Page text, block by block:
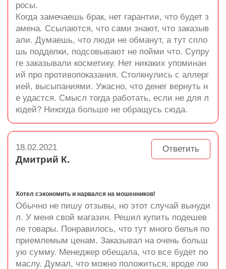
росы.
Когда замечаешь брак, нет гарантии, что будет з
амена. Ссылаются, что сами знают, что заказыв
али. Думаешь, что люди не обманут, а тут спло
шь подделки, подсовывают не пойми что. Супру
ге заказывали косметику. Нет никаких упоминан
ий про противопоказания. Столкнулись с аллерг
ией, высыпаниями. Ужасно, что денег вернуть н
е удастся. Смысл тогда работать, если не для л
юдей? Никогда больше не обращусь сюда.
Ответить
18.02.2021
Дмитрий К.
Хотел сэкономить и нарвался на мошенников!
Обычно не пишу отзывы, но этот случай вынуди
л. У меня свой магазин. Решил купить подешев
ле товары. Понравилось, что тут много белья по
приемлемым ценам. Заказывал на очень больш
ую сумму. Менеджер обещала, что все будет по
маслу. Думал, что можно положиться, вроде лю